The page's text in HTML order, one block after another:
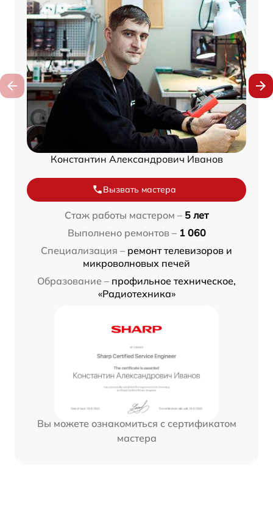
Константин Александрович Иванов
Вызвать мастера
Стаж работы мастером – 5 лет
Выполнено ремонтов – 1 060
Специализация – ремонт телевизоров и
микроволновых печей
Образование – профильное техническое,
«Радиотехника»
Вы можете ознакомиться с сертификатом
мастера